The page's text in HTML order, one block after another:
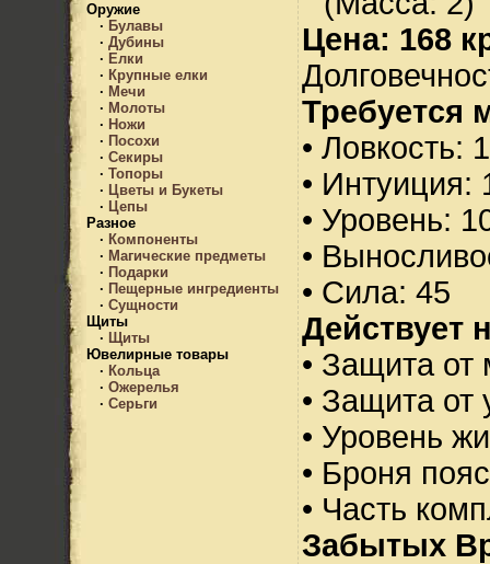
Оружие
· Булавы
· Дубины
· Елки
· Крупные елки
· Мечи
· Молоты
· Ножи
· Посохи
· Секиры
· Топоры
· Цветы и Букеты
· Цепы
Разное
· Компоненты
· Магические предметы
· Подарки
· Пещерные ингредиенты
· Сущности
Щиты
· Щиты
Ювелирные товары
· Кольца
· Ожерелья
· Серьги
Цена: 168
Требуется
• Ловкость:
• Интуиция:
• Уровень:
•
• Сила: 45
Действует
• Защита от
• Защита от
• Уровень
• Броня
• Часть
Забытых